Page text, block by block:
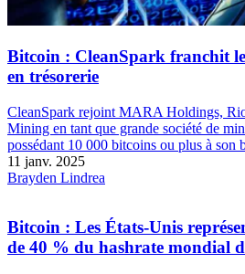
Bitcoin : CleanSpark franchit
en trésorerie
CleanSpark rejoint MARA Holdings,
Mining en tant que grande société de
possédant 10 000 bitcoins ou plus à son
11 janv. 2025
Brayden Lindrea
Bitcoin : Les États-Unis
de 40 % du hashrate mondial